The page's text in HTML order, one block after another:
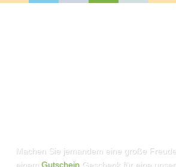
Machen Sie jemandem eine große
einemGutschein Geschenk für eine